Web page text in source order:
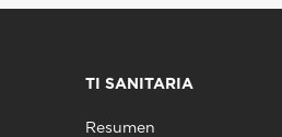
TI SANITARIA
Resumen